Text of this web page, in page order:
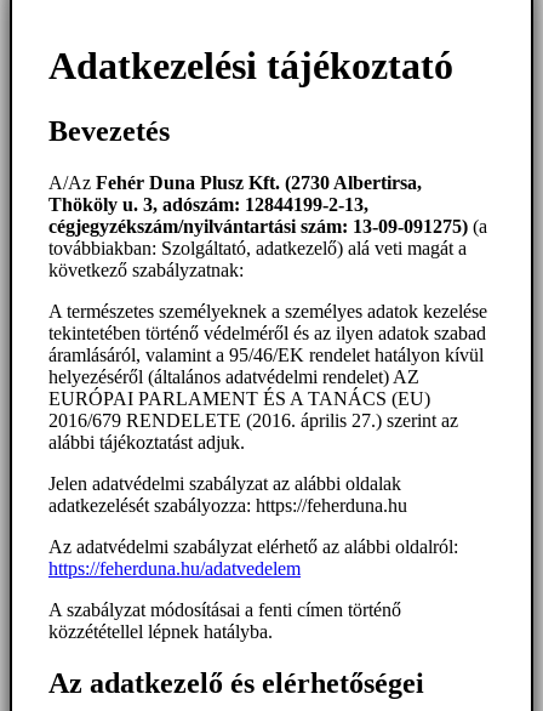
Adatkezelési tájékoztató
Bevezetés
A/Az Fehér Duna Plusz Kft. (2730 Albertirsa,
Thököly u. 3, adószám: 12844199-2-13,
cégjegyzékszám/nyilvántartási szám: 13-09-091275) (a
továbbiakban: Szolgáltató, adatkezelő) alá veti magát a
következő szabályzatnak:
A természetes személyeknek a személyes adatok kezelése
tekintetében történő védelméről és az ilyen adatok szabad
áramlásáról, valamint a 95/46/EK rendelet hatályon kívül
helyezéséről (általános adatvédelmi rendelet) AZ
EURÓPAI PARLAMENT ÉS A TANÁCS (EU)
2016/679 RENDELETE (2016. április 27.) szerint az
alábbi tájékoztatást adjuk.
Jelen adatvédelmi szabályzat az alábbi oldalak
adatkezelését szabályozza: https://feherduna.hu
Az adatvédelmi szabályzat elérhető az alábbi oldalról:
https://feherduna.hu/adatvedelem
A szabályzat módosításai a fenti címen történő
közzététellel lépnek hatályba.
Az adatkezelő és elérhetőségei